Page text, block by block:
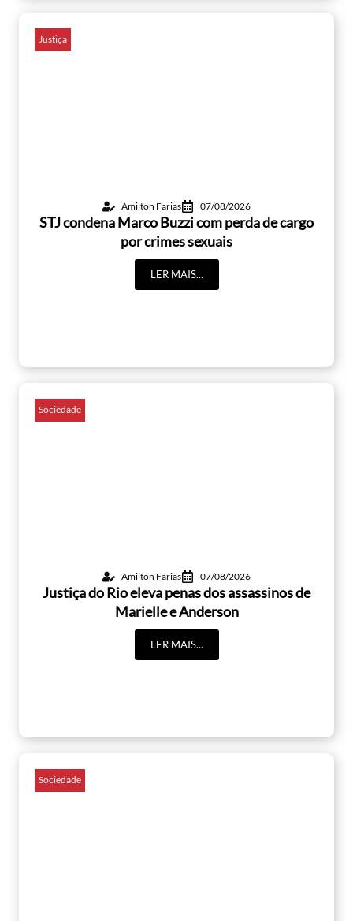
Justiça
Amilton Farias 07/08/2026
STJ condena Marco Buzzi com perda de cargo
por crimes sexuais
LER MAIS...
Sociedade
Amilton Farias 07/08/2026
Justiça do Rio eleva penas dos assassinos de
Marielle e Anderson
LER MAIS...
Sociedade